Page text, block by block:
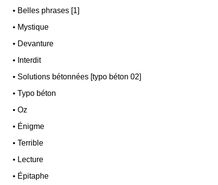
• Belles phrases [1]
• Mystique
• Devanture
• Interdit
• Solutions bétonnées [typo béton 02]
•Typo béton
•Oz
• Énigme
•Terrible
• Lecture
• Épitaphe